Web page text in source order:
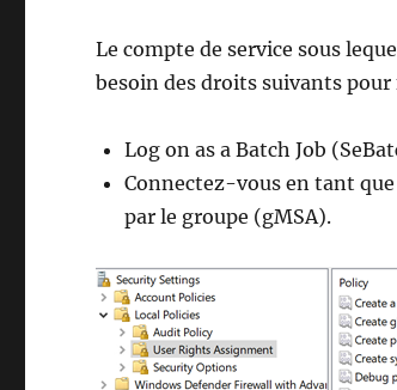
Le compte de service sous
besoin des droits suivants
Log on as a Batch Job
Connectez-vous en tant
par le groupe (gMSA).